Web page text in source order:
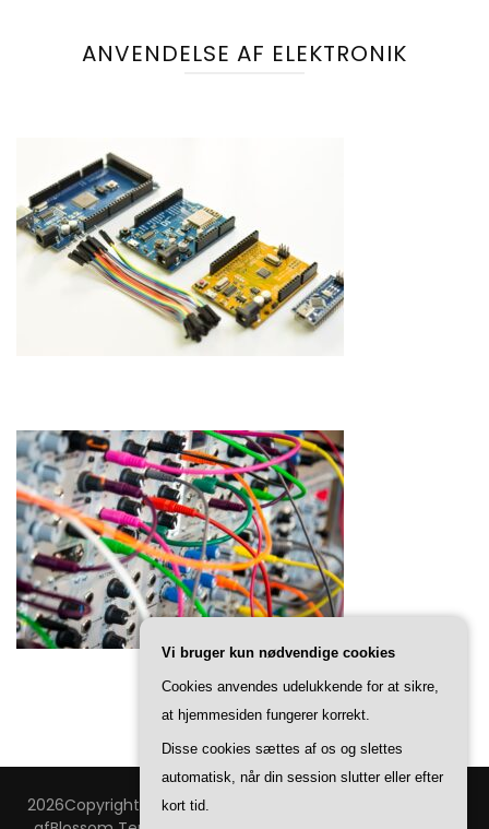
ANVENDELSE AF ELEKTRONIK
2026Copyright Technovision
Vi bruger kun nødvendige cookies
Cookies anvendes udelukkende for at sikre,
at hjemmesiden fungerer korrekt.
Disse cookies sættes af os og slettes
automatisk, når din session slutter eller efter
kort tid.